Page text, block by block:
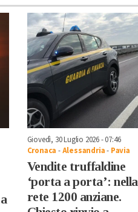
Giovedì, 30 Luglio 2026 - 07:46
Cronaca -Alessandria- Pavia
Vendite truffaldine
‘porta a porta’: nella
rete 1200 anziane.